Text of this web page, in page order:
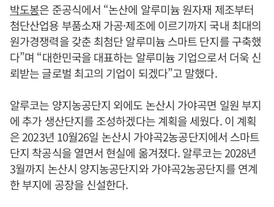
박도봉은 준공식에서 “논산에 알루미늄 원자재 제조부터
첨단산업용 부품소재 가공·제조에 이르기까지 국내 최대의
원가경쟁력을 갖춘 최첨단 알루미늄 스마트 단지를 구축했
다”며 “대한민국을 대표하는 알루미늄 기업으로서 더욱 신
뢰받는 글로벌 최고의 기업이 되겠다”고 말했다.
알루코는 양지농공단지 외에도 논산시 가야곡면 일원 부지
에 추가 생산단지를 조성하겠다는 계획을 세웠다. 이 계획
은 2023년 10월26일 논산시 가야곡2농공단지에서 스마트
단지 착공식을 열면서 현실에 옮겨졌다. 알루코는 2028년
3월까지 논산시 양지농공단지와 가야곡2농공단지를 연계
한 부지에 공장을 신설한다.